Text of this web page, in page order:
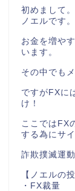
初めまして。
ノエルです。
お金を増や
います。
その中でも
ですがFXに
け！
ここではFX
する為にサ
詐欺撲滅運
【ノエルの
・FX裁量